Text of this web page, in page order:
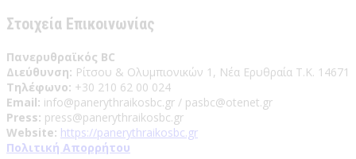
Στοιχεία Επικοινωνίας
Πανερυθραϊκός BC
Διεύθυνση: Ρίτσου & Ολυμπιονικών 1, Νέα Ερυθραία Τ.Κ. 14671
Τηλέφωνο: +30 210 62 00 024
Email: info@panerythraikosbc.gr / pasbc@otenet.gr
Press: press@panerythraikosbc.gr
Website: https://panerythraikosbc.gr
Πολιτική Απορρήτου